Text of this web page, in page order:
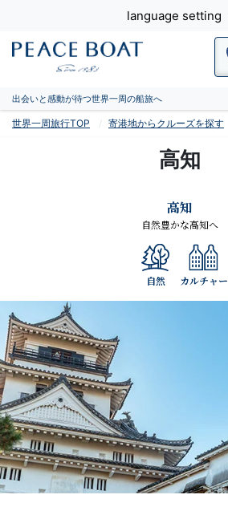
language setting
出会いと感動が待つ世界一周の船旅へ
世界一周旅行TOP 寄港地からクルーズを探す
高知
高知
自然豊かな高知へ
自然 カルチャー